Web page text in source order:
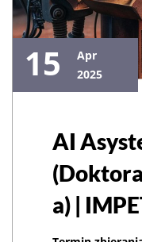
15
Apr
2025
AI
a) |